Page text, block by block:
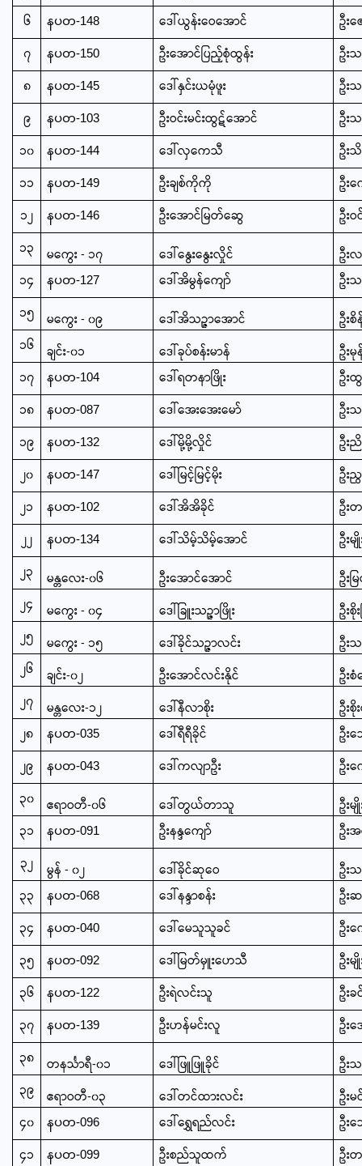
၆
နပတ-148 ဒေါ်ယွန်းဝေအောင်
ဦးဇ
၇
နပတ-150 ဦးအောင်ပြည့်စုံထွန်း
ဦး
၈
နပတ-145 ဒေါ်နှင်းယမုံဖူး
ဦး
၉
နပတ-103 ဦးဝင်းမင်းထွဋ်အောင်
ဦး
၁၀
နပတ-144 ဒေါ်လှကေသီ
ဦးသိ
၁၁
နပတ-149 ဦးချစ်ကိုကို
ဦး
၁၂
နပတ-146 ဦးအောင်မြတ်ဆွေ
ဦး
၁၃
မကွေး - ၁၇ ဒေါ်နွေးနွေးလှိုင်
ဦး
၁၄
နပတ-127 ဒေါ်အိမွန်ကျော်
ဦး
၁၅
မကွေး - ၀၉ ဒေါ်အိသဉ္ဇာအောင်
ဦး
၁၆
ချင်း-၀၁ ဒေါ်ခုပ်စန်းမာန်
ဦး
၁၇
နပတ-104 ဒေါ်ရတနာဖြိုး
ဦး
၁၈
နပတ-087 ဒေါ်အေးအေးမော်
ဦး
၁၉
နပတ-132 ဒေါ်မို့မို့လှိုင်
ဦး
၂၀
နပတ-147 ဒေါ်မြင့်မြင့်မိုး
ဦး
၂၁
နပတ-102 ဒေါ်အိအိခိုင်
ဦး
၂၂
နပတ-134 ဒေါ်သိမ့်သိမ့်အောင်
ဦးမ
၂၃
မန္တလေး-၀၆ ဦးအောင်အောင်
ဦးမ
၂၄
မကွေး - ၀၄ ဒေါ်ခြူးသဉ္ဇာဖြိုး
ဦးစို
၂၅
မကွေး - ၁၅ ဒေါ်ခိုင်သဉ္ဇာလင်း
ဦး
၂၆
ချင်း-၀၂ ဦးအောင်လင်းနိုင်
ဦး
၂၇
မန္တလေး-၁၂ ဒေါ်နီလာစိုး
ဦး
၂၈
နပတ-035 ဒေါ်ရီရီခိုင်
ဦး
၂၉
နပတ-043 ဒေါ်ကလျာဦး
ဦး
၃၀
ဧရာဝတီ-၀၆ ဒေါ်တွယ်တာသူ
ဦးမ
၃၁
နပတ-091 ဦးနန္ဒကျော်
ဦး
၃၂
မွန် - ၀၂ ဒေါ်ခိုင်ဆုဝေ
ဦး
၃၃
နပတ-068 ဒေါ်နန္ဒာစန်း
ဦး
၃၄
နပတ-040 ဒေါ်မေသူသူခင်
ဦး
၃၅
နပတ-092 ဒေါ်မြတ်မှူးဟေသီ
ဦး
၃၆
နပတ-122 ဦးရဲလင်းသူ
ဦး
၃၇
နပတ-139 ဦးဟန်မင်းလူ
ဦး
၃၈
တနင်္သာရီ-၀၁ ဒေါ်ဖြူဖြူခိုင်
ဦး
၃၉
ဧရာဝတီ-၀၃ ဒေါ်တင်ထားလင်း
ဦး
၄၀
နပတ-096 ဒေါ်ရွှေရည်လင်း
ဦး
၄၁
နပတ-099 ဦးစည်သူထက်
ဦး